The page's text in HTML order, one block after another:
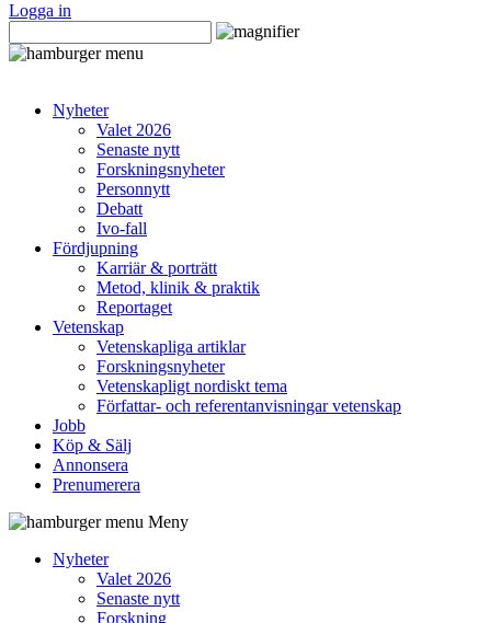
Logga in
Nyheter
Valet 2026
Senaste nytt
Forskningsnyheter
Personnytt
Debatt
Ivo-fall
Fördjupning
Karriär & porträtt
Metod, klinik & praktik
Reportaget
Vetenskap
Vetenskapliga artiklar
Forskningsnyheter
Vetenskapligt nordiskt tema
Författar- och referentanvisningar vetenskap
Jobb
Köp & Sälj
Annonsera
Prenumerera
Meny
Nyheter
Valet 2026
Senaste nytt
Forskning